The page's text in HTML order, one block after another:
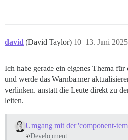
david (David Taylor) 13. Juni
10
Ich habe gerade ein eigenes Thema für
und werde das Warnbanner
verlinken, anstatt die Leute direkt zu
leiten.
Development